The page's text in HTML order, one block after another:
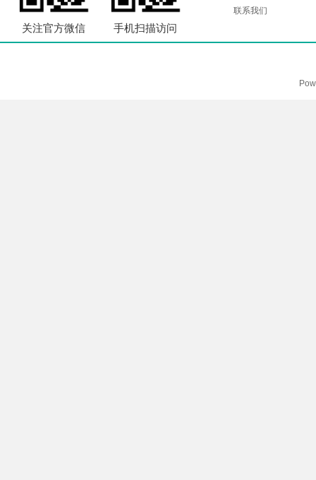
关注官方微信 手机扫描访问
联系我们